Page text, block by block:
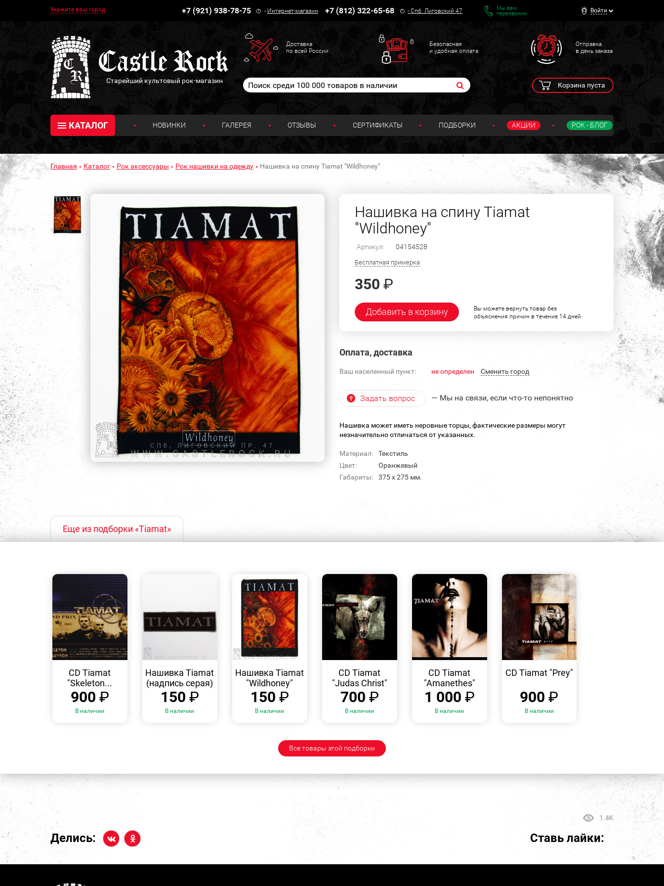
Укажите ваш город +7 (921) 938-78-75 - Интернет-магазин +7 (812) 322-65-68 -Спб. Лиговский 47
Мы вам
перезвоним
Войти
Старейший культовый рок-магазин
Доставка
по всей России
Безопасная
и удобная оплата
Отправка
в день заказа
Корзина пуста
КАТАЛОГ НОВИНКИ ГАЛЕРЕЯ ОТЗЫВЫ СЕРТИФИКАТЫ ПОДБОРКИ АКЦИИ РОК - БЛОГ
Главная Каталог Рок аксессуары Рок нашивки на одежду Нашивка на спину Tiamat "Wildhoney"
Нашивка на спину Tiamat
"Wildhoney"
Артикул: 04154528
Бесплатная примерка
350 ₽
Добавить в корзину
Вы можете вернуть товар без
объяснения причин в течение 14 дней
Оплата, доставка
Ваш населенный пункт: не определен Cменить город
Задать вопрос — Мы на связи, если что-то непонятно
Нашивка может иметь неровные торцы, фактические размеры могут
незначительно отличаться от указанных.
Материал:
Текстиль
Цвет:
Оранжевый
Габариты:
375 х 275 мм.
Еще из подборки «Tiamat»
ПРОСМОТР
CD Tiamat
"Skeleton...
900 ₽
В наличии
ПРОСМОТР
Нашивка Tiamat
(надпись серая)
150 ₽
В наличии
ПРОСМОТР
Нашивка Tiamat
"Wildhoney"
150 ₽
В наличии
ПРОСМОТР
CD Tiamat
"Judas Christ"
700 ₽
В наличии
ПРОСМОТР
CD Tiamat
"Amanethes"
1 000 ₽
В наличии
ПРОСМОТР
CD Tiamat "Prey"
900₽
В наличии
Все товары этой подборки
1.4K
Делись: Ставь лайки: